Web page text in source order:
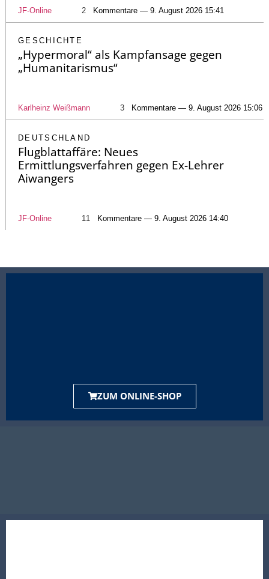
JF-Online 2 Kommentare — 9. August 2026 15:41
GESCHICHTE
„Hypermoral“ als Kampfansage gegen
„Humanitarismus“
Karlheinz Weißmann 3 Kommentare — 9. August 2026 15:06
DEUTSCHLAND
Flugblattaffäre: Neues
Ermittlungsverfahren gegen Ex-Lehrer
Aiwangers
JF-Online 11 Kommentare — 9. August 2026 14:40
ZUM ONLINE-SHOP